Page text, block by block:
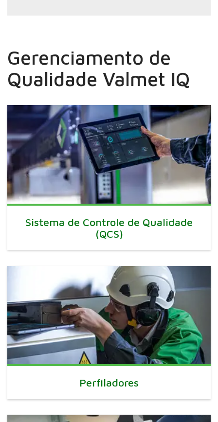
Gerenciamento de
Qualidade Valmet IQ
Sistema de Controle de Qualidade
(QCS)
Perfiladores